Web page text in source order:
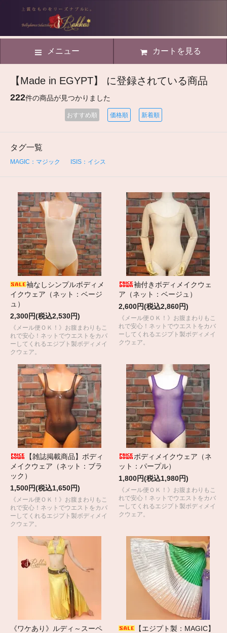
メニュー カートを見る
【Made in EGYPT】 に登録されている商品
222件の商品が見つかりました
おすすめ順 価格順 新着順
タグ一覧
MAGIC：マジック ISIS：イシス
袖なしシンプルボディメ
イクウェア（ネット：ベージ
ュ）
2,300円(税込2,530円)
《メール便ＯＫ！》お腹まわりもこ
れで安心！ネットでウエストをカバ
ーしてくれるエジプト製ボディメイ
クウェア。
袖付きボディメイクウェ
ア（ネット：ベージュ）
2,600円(税込2,860円)
《メール便ＯＫ！》お腹まわりもこ
れで安心！ネットでウエストをカバ
ーしてくれるエジプト製ボディメイ
クウェア。
【雑誌掲載商品】ボディ
メイクウェア（ネット：ブラ
ック）
1,500円(税込1,650円)
《メール便ＯＫ！》お腹まわりもこ
れで安心！ネットでウエストをカバ
ーしてくれるエジプト製ボディメイ
クウェア。
ボディメイクウェア（ネ
ット：パープル）
1,800円(税込1,980円)
《メール便ＯＫ！》お腹まわりもこ
れで安心！ネットでウエストをカバ
ーしてくれるエジプト製ボディメイ
クウェア。
《ワケあり》ルディ～スーペ
【エジプト製：MAGIC】